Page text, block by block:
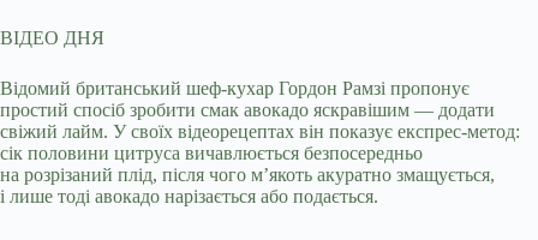
ВІДЕО ДНЯ
Відомий британський шеф-кухар Гордон Рамзі пропонує
простий спосіб зробити смак авокадо яскравішим — додати
свіжий лайм. У своїх відеорецептах він показує експрес-метод:
сік половини цитруса вичавлюється безпосередньо
на розрізаний плід, після чого м’якоть акуратно змащується,
і лише тоді авокадо нарізається або подається.